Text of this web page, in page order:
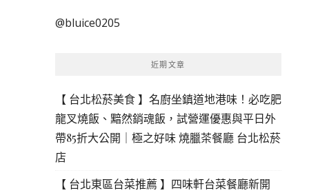
鍵
@bluice0205
近期文章
【 台北松菸美食 】名廚坐鎮道地港味！必吃肥
龍叉燒飯、黯然銷魂飯，試營運優惠與平日外
帶85折大公開｜極之好味 燒臘茶餐廳 台北松菸
店
【 台北東區台菜推薦 】四味軒台菜餐廳新開